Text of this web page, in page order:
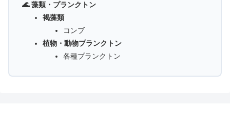
🌊 藻類・プランクトン
褐藻類
コンブ
植物・動物プランクトン
各種プランクトン